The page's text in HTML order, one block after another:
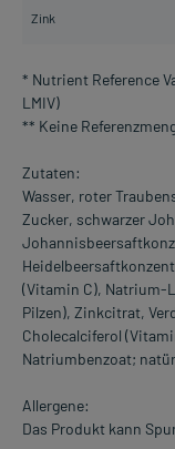
Zink
* Nutrient Reference
LMIV)
** Keine
Zutaten:
Wasser, roter
Zucker, schwarzer
(Vitamin C), Natrium-
Pilzen), Zinkcitrat,
Cholecalciferol
Natriumbenzoat;
Allergene:
Das Produkt kann